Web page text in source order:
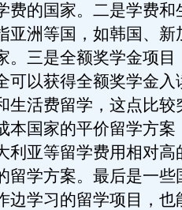
费的国家。二是学费和
亚洲等国，如韩国、新
。三是全额奖学金项目
可以获得全额奖学金入
生活费留学，这点比较
本国家的平价留学方案
利亚等留学费用相对高
留学方案。最后是一些
边学习的留学项目，也